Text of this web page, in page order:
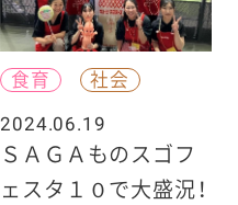
食育
社会
2024.06.19
ＳＡＧＡものスゴフ
ェスタ１０で大盛況！